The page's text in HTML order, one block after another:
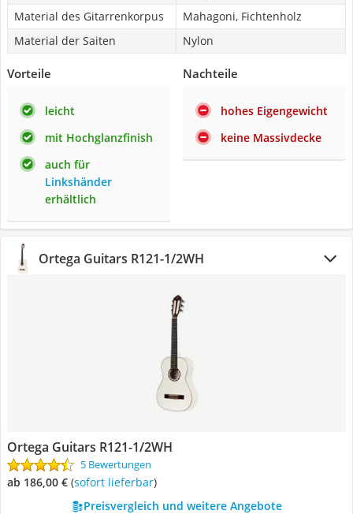
Material des Gitarrenkorpus
Mahagoni, Fichtenholz
Material der Saiten
Nylon
Vorteile
leicht
mit Hochglanzfinish
auch für
Linkshänder
erhältlich
Nachteile
hohes Eigengewicht
keine Massivdecke
Ortega Guitars ‎R121-1/2WH
Ortega Guitars ‎R121-1/2WH
5 Bewertungen
ab 186,00 € ( Sofort lieferbar)
Preisvergleich und weitere Angebote